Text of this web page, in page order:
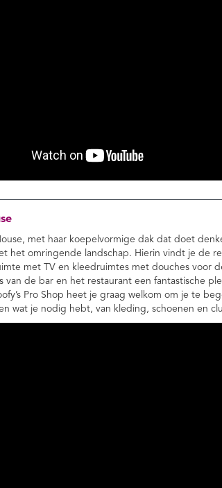
met haar koepelvormige dak dat doet
het omringende landschap. Hierin vindt je de
met TV en kleedruimtes met douches voor
van de bar en het restaurant een fantastische
Pro Shop heet je graag welkom om je te
wat je nodig hebt, van kleding, schoenen en